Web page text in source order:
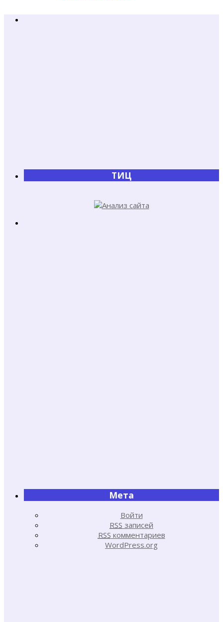
ТИЦ
Мета
Войти
RSS записей
RSS комментариев
WordPress.org